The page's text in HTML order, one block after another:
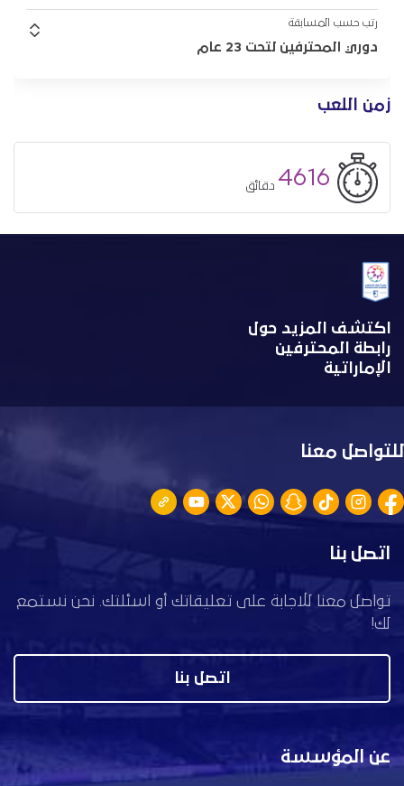
زمن اللعب
4616 دقائق
رتب حسب المسابقة
دوري المحترفين لتحت 23 عام
اكتشف المزيد حول
رابطة المحترفين
الإماراتية
للتواصل معنا
اتصل بنا
تواصل معنا للاجابة على تعليقاتك أو اسئلتك. نحن نستمع
لك!
اتصل بنا
عن المؤسسة